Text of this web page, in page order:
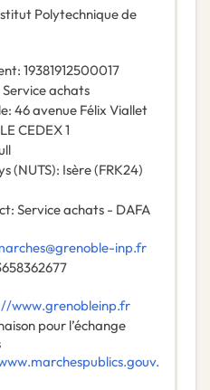
Polytechnique de
: 19381912500017
Service achats
: 46 avenue Félix Viallet
CEDEX 1
(NUTS): Isère(FRK24)
: Service achats - DAFA
inp.fr
www.grenobleinp.fr
pour l’échange